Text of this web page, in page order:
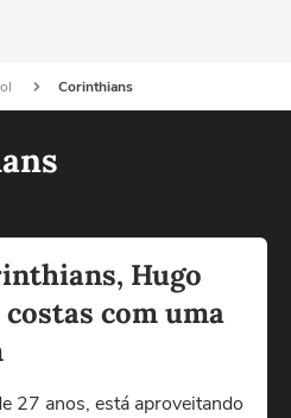
Corinthians
Hugo
costas com uma
27 anos, está aproveitando